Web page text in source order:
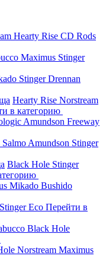
Hearty Rise CD Rods
Maximus Stinger
StingerDrennan
Hearty Rise Norstream
в категорию
Amundson Freeway
Salmo Amundson Stinger
Black Hole Stinger
Mikado Bushido
StingerEco Перейти в
Black Hole
Norstream Maximus